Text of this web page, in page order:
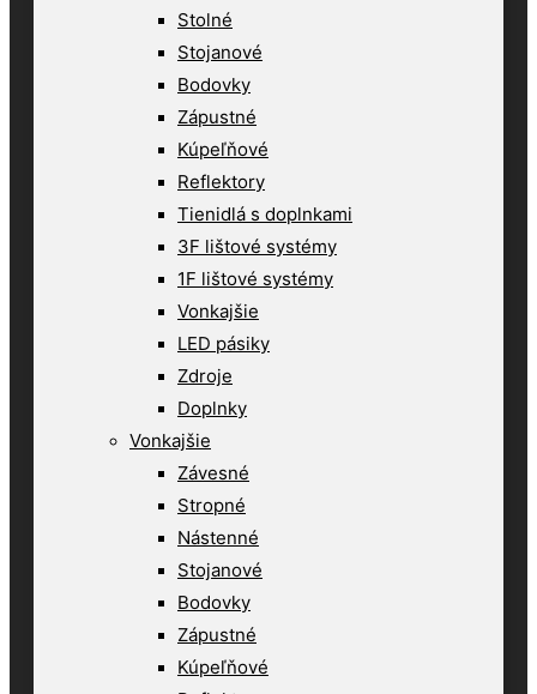
Stolné
Stojanové
Bodovky
Zápustné
Kúpeľňové
Reflektory
Tienidlá s doplnkami
3F lištové systémy
1F lištové systémy
Vonkajšie
LED pásiky
Zdroje
Doplnky
Vonkajšie
Závesné
Stropné
Nástenné
Stojanové
Bodovky
Zápustné
Kúpeľňové